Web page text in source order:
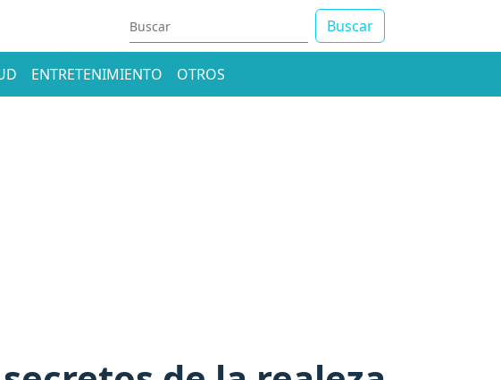
Buscar
ENTRETENIMIENTO OTROS